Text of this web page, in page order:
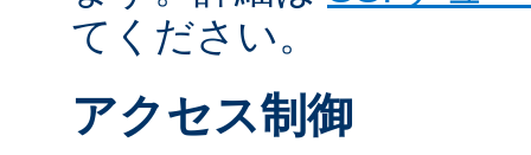
てください。
アクセス制御